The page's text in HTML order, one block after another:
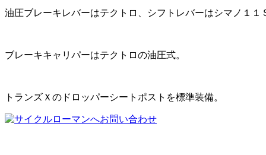
油圧ブレーキレバーはテクトロ、シフトレバーはシマノ１１
ブレーキキャリパーはテクトロの油圧式。
トランズＸのドロッパーシートポストを標準装備。